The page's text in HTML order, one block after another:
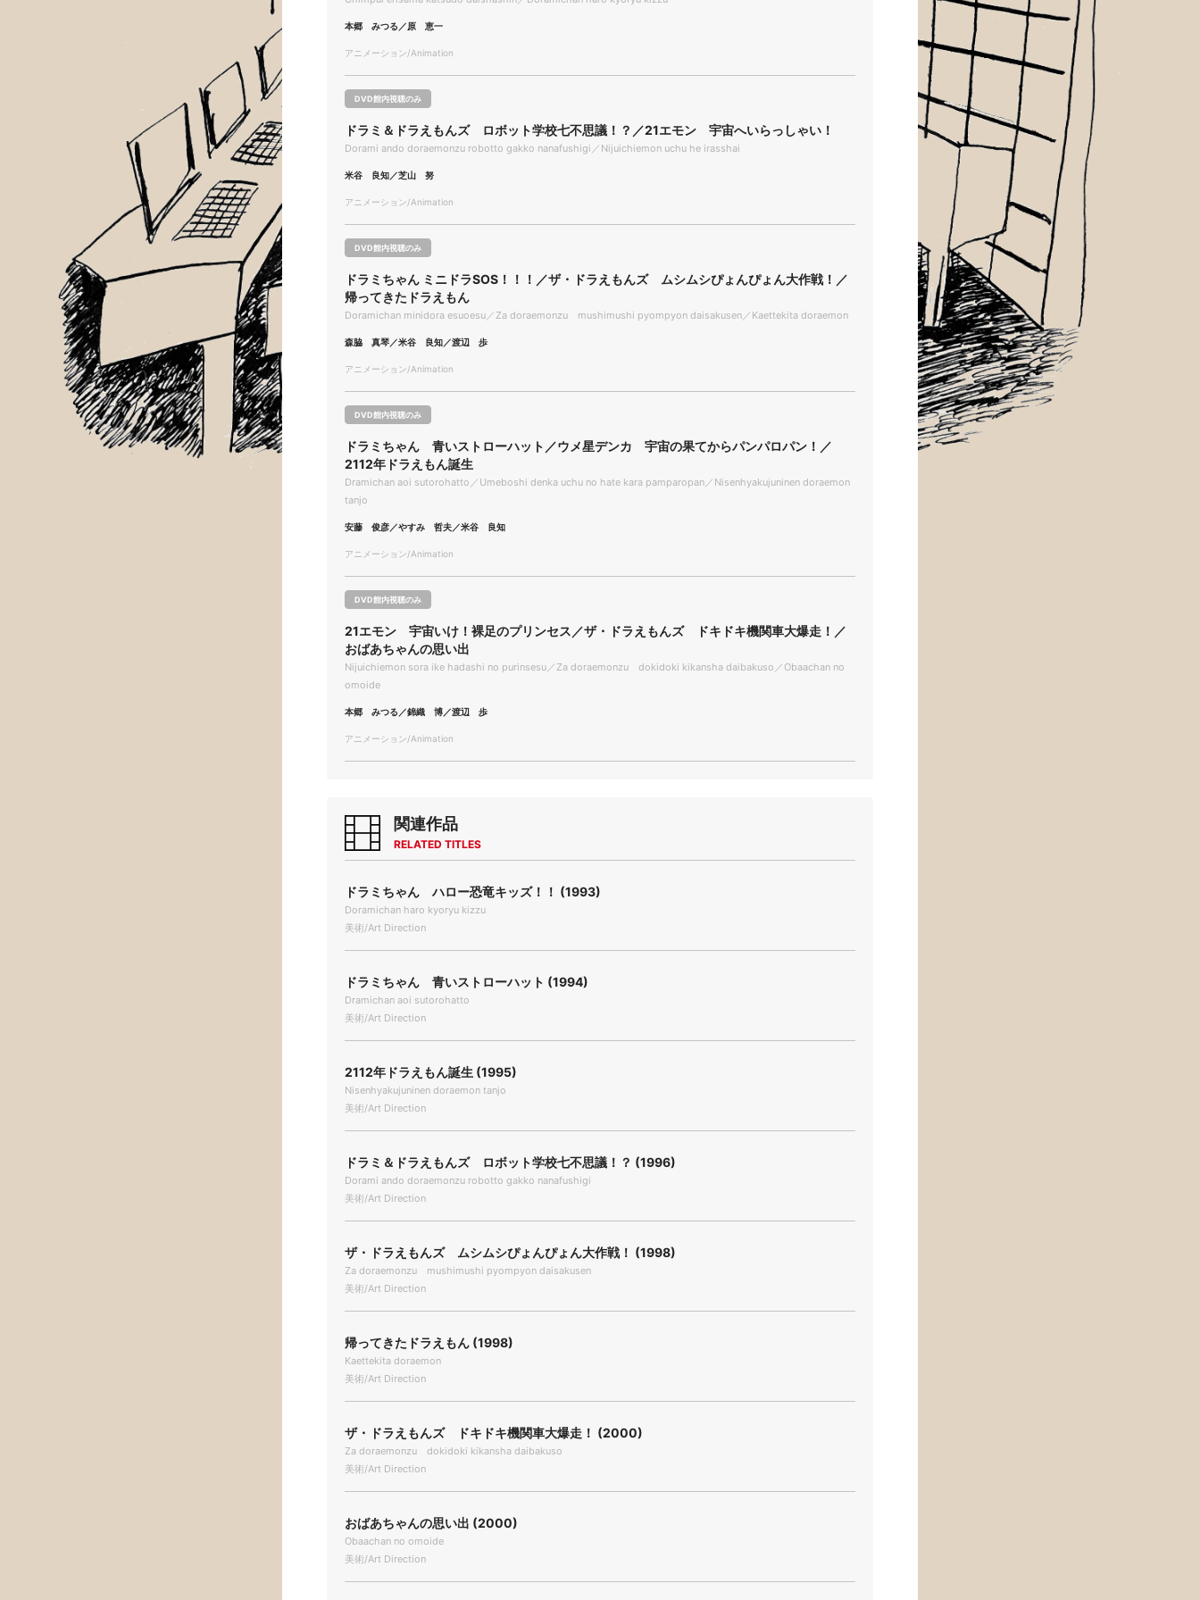
本郷 みつる／原 恵一
アニメーション/Animation
DVD館内視聴のみ
ドラミ＆ドラえもんズ ロボット学校七不思議！？／21エモン 宇宙へいらっしゃい！
Dorami ando doraemonzu robotto gakko nanafushigi／Nijuichiemon uchu he irasshai
米谷 良知／芝山 努
アニメーション/Animation
DVD館内視聴のみ
ドラミちゃん ミニドラSOS！！！／ザ・ドラえもんズ ムシムシぴょんぴょん大作戦！／
帰ってきたドラえもん
Doramichan minidora esuoesu／Za doraemonzu mushimushi pyompyon daisakusen／Kaettekita doraemon
森脇 真琴／米谷 良知／渡辺 歩
アニメーション/Animation
DVD館内視聴のみ
ドラミちゃん 青いストローハット／ウメ星デンカ 宇宙の果てからパンパロパン！／
2112年ドラえもん誕生
Dramichan aoi sutorohatto／Umeboshi denka uchu no hate kara pamparopan／Nisenhyakujuninen doraemon
tanjo
安藤 俊彦／やすみ 哲夫／米谷 良知
アニメーション/Animation
DVD館内視聴のみ
21エモン 宇宙いけ！裸足のプリンセス／ザ・ドラえもんズ ドキドキ機関車大爆走！／
おばあちゃんの思い出
Nijuichiemon sora ike hadashi no purinsesu／Za doraemonzu dokidoki kikansha daibakuso／Obaachan no
omoide
本郷 みつる／錦織 博／渡辺 歩
アニメーション/Animation
関連作品
RELATED TITLES
ドラミちゃん ハロー恐竜キッズ！！ (1993)
Doramichan haro kyoryu kizzu
美術/Art Direction
ドラミちゃん 青いストローハット (1994)
Dramichan aoi sutorohatto
美術/Art Direction
2112年ドラえもん誕生 (1995)
Nisenhyakujuninen doraemon tanjo
美術/Art Direction
ドラミ＆ドラえもんズ ロボット学校七不思議！？ (1996)
Dorami ando doraemonzu robotto gakko nanafushigi
美術/Art Direction
ザ・ドラえもんズ ムシムシぴょんぴょん大作戦！ (1998)
Za doraemonzu mushimushi pyompyon daisakusen
美術/Art Direction
帰ってきたドラえもん (1998)
Kaettekita doraemon
美術/Art Direction
ザ・ドラえもんズ ドキドキ機関車大爆走！ (2000)
Za doraemonzu dokidoki kikansha daibakuso
美術/Art Direction
おばあちゃんの思い出 (2000)
Obaachan no omoide
美術/Art Direction